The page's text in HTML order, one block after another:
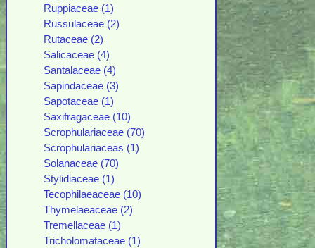
Ruppiaceae (1)
Russulaceae (2)
Rutaceae (2)
Salicaceae (4)
Santalaceae (4)
Sapindaceae (3)
Sapotaceae (1)
Saxifragaceae (10)
Scrophulariaceae (70)
Scrophulariaceas (1)
Solanaceae (70)
Stylidiaceae (1)
Tecophilaeaceae (10)
Thymelaeaceae (2)
Tremellaceae (1)
Tricholomataceae (1)